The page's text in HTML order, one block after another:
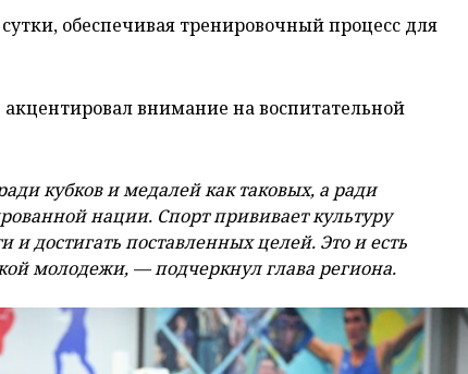
обеспечивая тренировочный процесс для
внимание на воспитательной
кубков и медалей как таковых, а ради
нации. Спорт прививает культуру
и достигать поставленных целей. Это и есть
молодежи, — подчеркнул глава региона.